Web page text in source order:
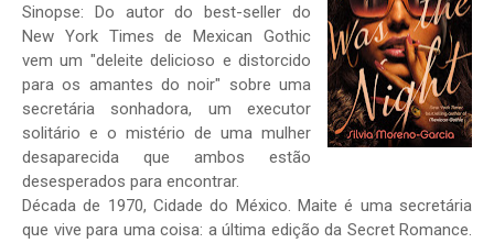
Sinopse: Do autor do best-seller do
New York Times de Mexican Gothic
vem um "deleite delicioso e distorcido
para os amantes do noir" sobre uma
secretária sonhadora, um executor
solitário e o mistério de uma mulher
desaparecida que ambos estão
desesperados para encontrar.
Década de 1970, Cidade do México. Maite é uma secretária
que vive para uma coisa: a última edição da Secret Romance.